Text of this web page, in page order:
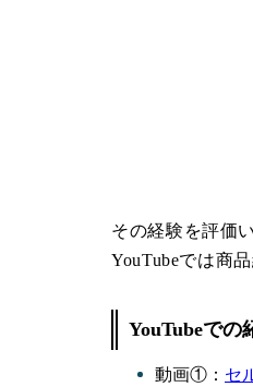
その経験を評価
YouTubeでは商
YouTubeでの
動画①： セ